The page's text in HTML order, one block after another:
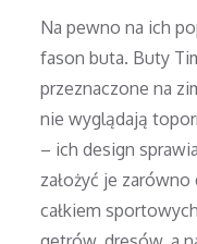
Na pewno na ich
fason buta. Buty
przeznaczone na
nie wyglądają
– ich design
założyć je
całkiem